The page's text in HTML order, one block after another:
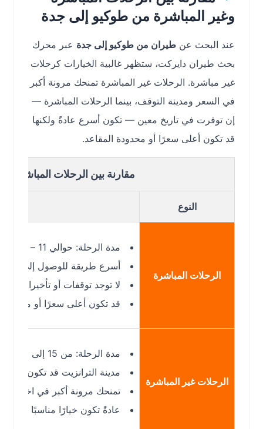
وغير المباشرة من طوكيو إلى جدة
عند البحث عنطيران من طوكيو إلى جدةعبر محرك
بحث طيران دايركت، ستظهر غالبية الخيارات كرحلات
غير مباشرة. الرحلات غير المباشرة تمنحك مرونة أكبر
في السعر ومدينة التوقف، بينما الرحلات المباشرة —
إن توفرت في تاريخ معين — تكون أسرع عادةً ولكنها
قد تكون أعلى سعرًا أو محدودة المقاعد.
مقارنة بين الرحلات المباشرة وغير
الرحلات المباشرة
مدة الرحلة: حوالي 11 – 13 ساعة تقريبًا إذا توفرت رحلة مباشرة.
أسرع طريقة للوصول إلى جدة من
لا توجد توقفات أو تأخيرات إضافية
قد تكون أعلى سعرًا أو محدودة
الرحلات غير المباشرة
مدة الرحلة: من 15 إلى 30 ساعة تقريبًا حسب مدة التوقف.
مدينة الترانزيت قد تكون:
تمنحك مرونة أكبر في اختيار وقت
عادةً تكون خيارًا مناسبًا عند